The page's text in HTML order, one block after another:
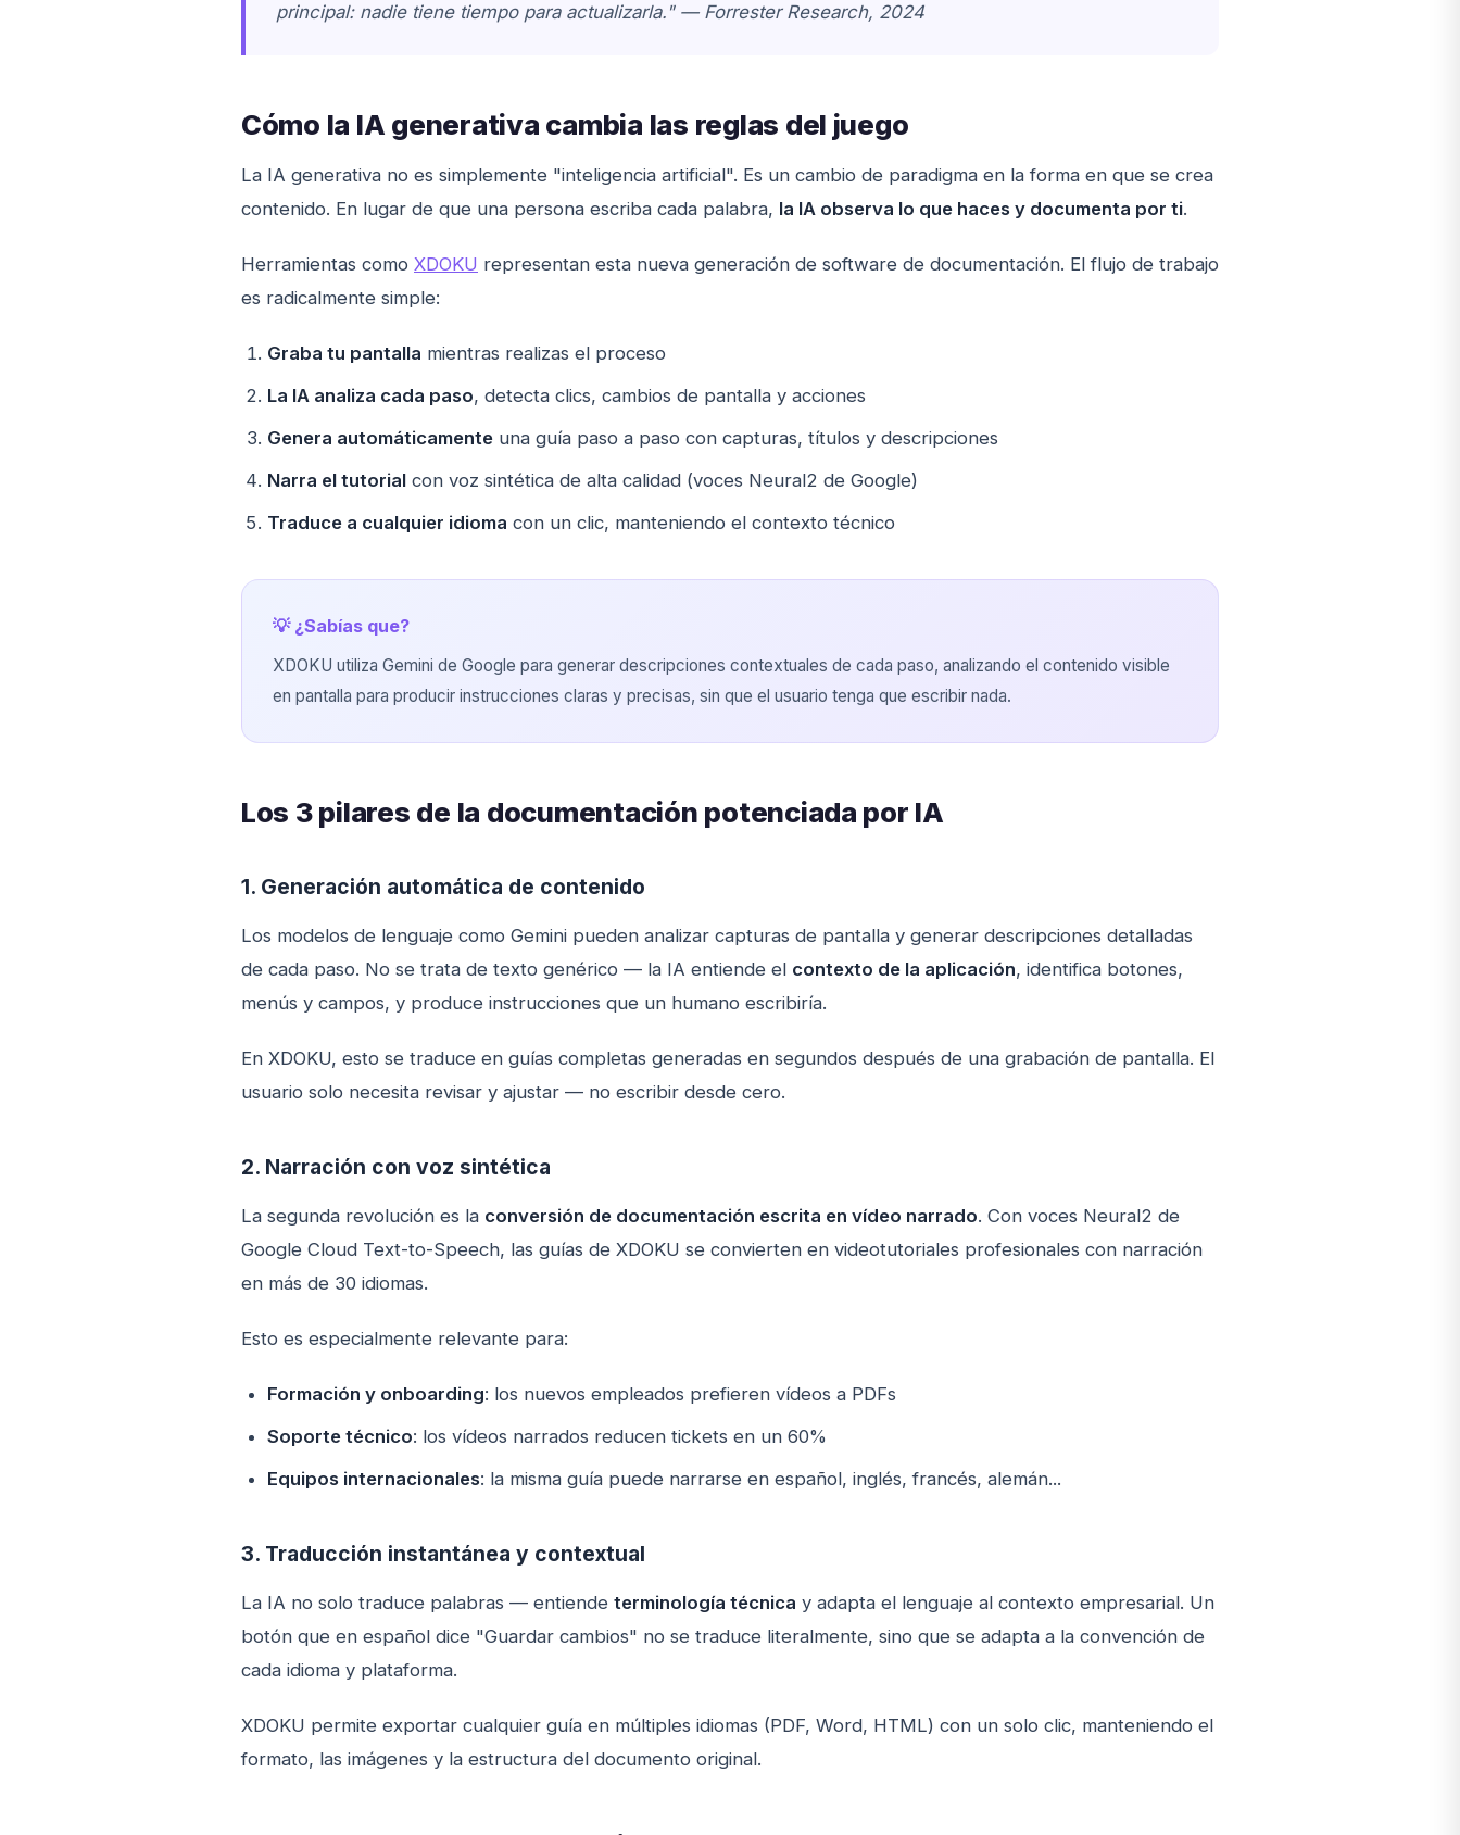
principal: nadie tiene tiempo para actualizarla." — Forrester Research, 2024
Cómo la IA generativa cambia las reglas del juego
La IA generativa no es simplemente "inteligencia artificial". Es un cambio de paradigma en la forma en que se crea
contenido. En lugar de que una persona escriba cada palabra, la IA observa lo que haces y documenta por ti.
Herramientas como XDOKU representan esta nueva generación de software de documentación. El flujo de trabajo
es radicalmente simple:
Graba tu pantalla mientras realizas el proceso
La IA analiza cada paso, detecta clics, cambios de pantalla y acciones
Genera automáticamente una guía paso a paso con capturas, títulos y descripciones
Narra el tutorial con voz sintética de alta calidad (voces Neural2 de Google)
Traduce a cualquier idioma con un clic, manteniendo el contexto técnico
💡 ¿Sabías que?
XDOKU utiliza Gemini de Google para generar descripciones contextuales de cada paso, analizando el contenido visible
en pantalla para producir instrucciones claras y precisas, sin que el usuario tenga que escribir nada.
Los 3 pilares de la documentación potenciada por IA
1. Generación automática de contenido
Los modelos de lenguaje como Gemini pueden analizar capturas de pantalla y generar descripciones detalladas
de cada paso. No se trata de texto genérico — la IA entiende el contexto de la aplicación, identifica botones,
menús y campos, y produce instrucciones que un humano escribiría.
En XDOKU, esto se traduce en guías completas generadas en segundos después de una grabación de pantalla. El
usuario solo necesita revisar y ajustar — no escribir desde cero.
2. Narración con voz sintética
La segunda revolución es la conversión de documentación escrita en vídeo narrado. Con voces Neural2 de
Google Cloud Text-to-Speech, las guías de XDOKU se convierten en videotutoriales profesionales con narración
en más de 30 idiomas.
Esto es especialmente relevante para:
Formación y onboarding: los nuevos empleados prefieren vídeos a PDFs
Soporte técnico: los vídeos narrados reducen tickets en un 60%
Equipos internacionales: la misma guía puede narrarse en español, inglés, francés, alemán...
3. Traducción instantánea y contextual
La IA no solo traduce palabras — entiende terminología técnica y adapta el lenguaje al contexto empresarial. Un
botón que en español dice "Guardar cambios" no se traduce literalmente, sino que se adapta a la convención de
cada idioma y plataforma.
XDOKU permite exportar cualquier guía en múltiples idiomas (PDF, Word, HTML) con un solo clic, manteniendo el
formato, las imágenes y la estructura del documento original.